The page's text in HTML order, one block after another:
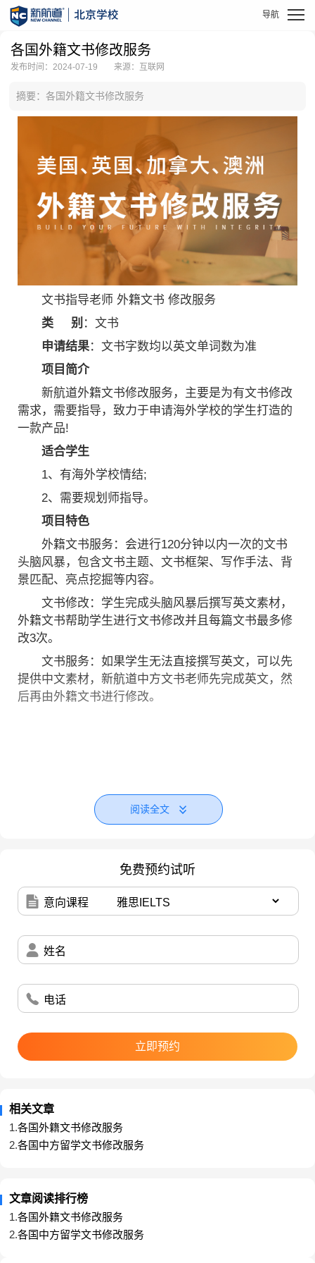
各国外籍文书修改服务
发布时间：2024-07-19 来源：互联网
摘要：各国外籍文书修改服务
文书指导老师 外籍文书 修改服务
类 别 ：文书
申请结果：文书字数均以英文单词数为准
项目简介
新航道外籍文书修改服务，主要是为有文书修改
需求，需要指导，致力于申请海外学校的学生打造的
一款产品!
适合学生
1、有海外学校情结;
2、需要规划师指导。
项目特色
外籍文书服务：会进行120分钟以内一次的文书
头脑风暴，包含文书主题、文书框架、写作手法、背
景匹配、亮点挖掘等内容。
文书修改：学生完成头脑风暴后撰写英文素材，
外籍文书帮助学生进行文书修改并且每篇文书最多修
改3次。
文书服务：如果学生无法直接撰写英文，可以先
提供中文素材，新航道中方文书老师先完成英文，然
后再由外籍文书进行修改。
阅读全文
免费预约试听
意向课程
姓名
电话
立即预约
相关文章
1.各国外籍文书修改服务
2.各国中方留学文书修改服务
文章阅读排行榜
1.各国外籍文书修改服务
2.各国中方留学文书修改服务